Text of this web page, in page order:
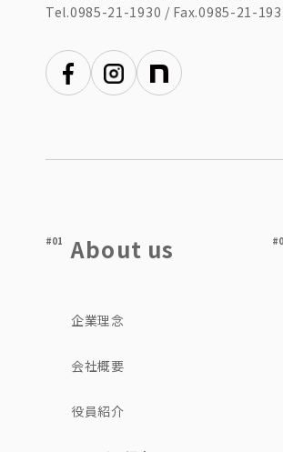
Tel.0985-21-1930 / Fax.0985-21-
#01 About us
企業理念
会社概要
役員紹介